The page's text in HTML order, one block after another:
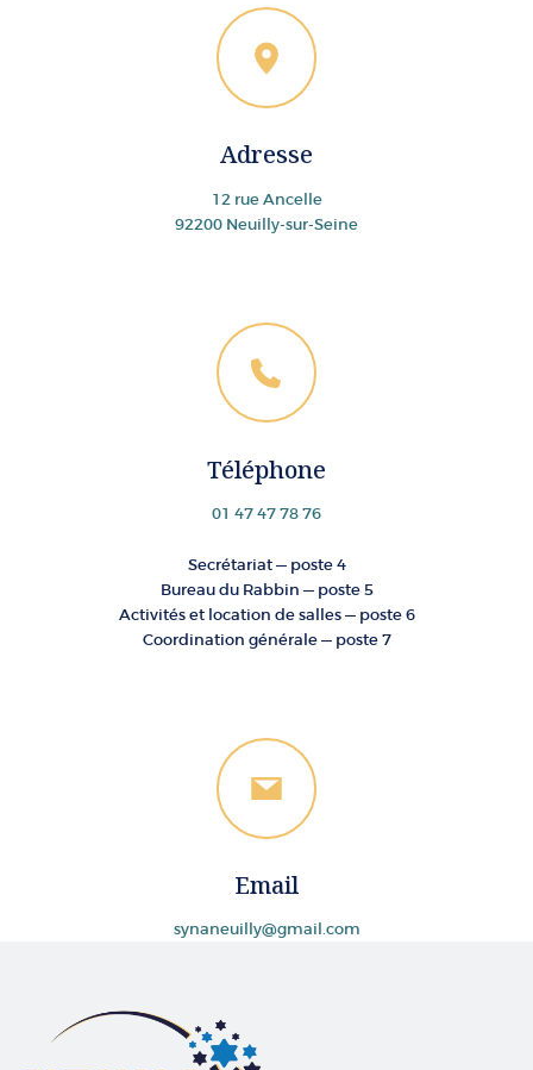
Adresse
12 rue Ancelle
92200 Neuilly-sur-Seine
Téléphone
01 47 47 78 76
Secrétariat — poste 4
Bureau du Rabbin — poste 5
Activités et location de salles — poste 6
Coordination générale — poste 7
Email
synaneuilly@gmail.com